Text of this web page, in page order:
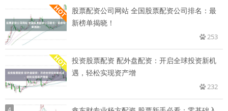
股票配资公司网站 全国股票配资公司排名：最
新榜单揭晓！
253
投资股票配资 配外盘配资：开启全球投资新机
遇，轻松实现资产增
232